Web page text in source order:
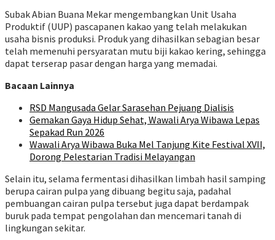
Subak Abian Buana Mekar mengembangkan Unit Usaha
Produktif (UUP) pascapanen kakao yang telah melakukan
usaha bisnis produksi. Produk yang dihasilkan sebagian besar
telah memenuhi persyaratan mutu biji kakao kering, sehingga
dapat terserap pasar dengan harga yang memadai.
Bacaan Lainnya
RSD Mangusada Gelar Sarasehan Pejuang Dialisis
Gemakan Gaya Hidup Sehat, Wawali Arya Wibawa Lepas
Sepakad Run 2026
Wawali Arya Wibawa Buka Mel Tanjung Kite Festival XVII,
Dorong Pelestarian Tradisi Melayangan
Selain itu, selama fermentasi dihasilkan limbah hasil samping
berupa cairan pulpa yang dibuang begitu saja, padahal
pembuangan cairan pulpa tersebut juga dapat berdampak
buruk pada tempat pengolahan dan mencemari tanah di
lingkungan sekitar.